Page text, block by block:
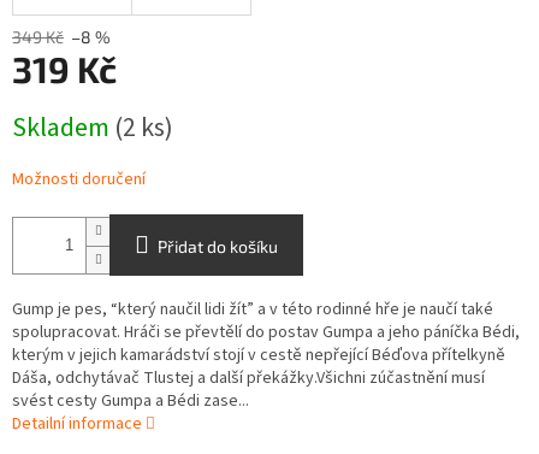
349 Kč –8 %
319 Kč
cena:
Skladem (2 ks)
Možnosti doručení
Přidat do košíku
Gump je pes, “který naučil lidi žít” a v této rodinné hře je naučí také
spolupracovat. Hráči se převtělí do postav Gumpa a jeho páníčka Bédi,
kterým v jejich kamarádství stojí v cestě nepřející Béďova přítelkyně
Dáša, odchytávač Tlustej a další překážky.Všichni zúčastnění musí
svést cesty Gumpa a Bédi zase...
Detailní informace